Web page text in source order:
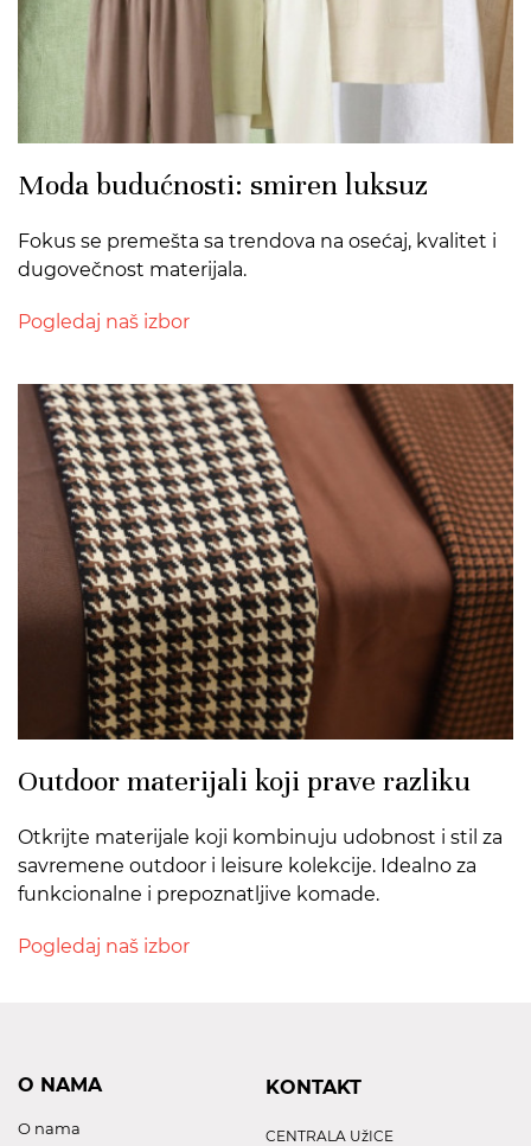
Moda budućnosti: smiren luksuz
Fokus se premešta sa trendova na osećaj, kvalitet i
dugovečnost materijala.
Pogledaj naš izbor
Outdoor materijali koji prave razliku
Otkrijte materijale koji kombinuju udobnost i stil za
savremene outdoor i leisure kolekcije. Idealno za
funkcionalne i prepoznatljive komade.
Pogledaj naš izbor
O NAMA
O nama
KONTAKT
CENTRALA UžICE